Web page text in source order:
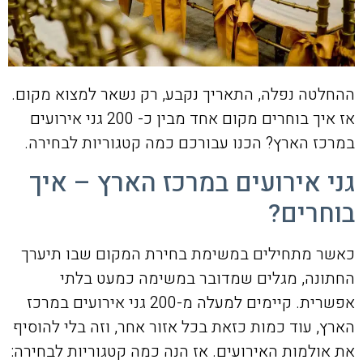
ההחלטה נפלה, התאריך נקבע, רק נשאר למצוא מקום.
אז איך בוחרים מקום אחד מבין כ- 200 גני אירועים
במרכז הארץ? הכנו עבורכם כמה קטגוריות לבחירה.
גני אירועים במרכז הארץ – איך
בוחרים?
כאשר מתחילים במשימת בחירת המקום שבו תיערך
החתונה, מגלים שמדובר במשימה כמעט בלתי
אפשרית. קיימים למעלה מ-200 גני אירועים במרכז
הארץ, עוד כמות כזאת בכל אזור אחר, וזה בלי להוסיף
את אולמות האירועים. אז הנה כמה קטגוריות לבחירה: